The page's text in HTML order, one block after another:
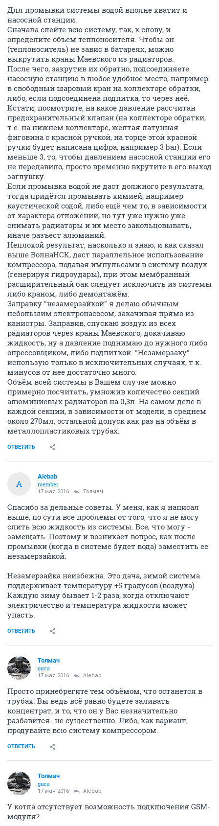
Для промывки системы водой вполне хватит и
насосной станции.
Сначала слейте всю систему, так, к слову, и
определите объём теплоносителя. Чтобы он
(теплоноситель) не завис в батареях, можно
выкрутить краны Маевского из радиаторов.
После чего, закрутив их обратно, подсоединяете
насосную станцию в любое удобное место, например
в свободный шаровый кран на коллекторе обратки,
либо, если подсоединена подпитка, то через неё.
Кстати, посмотрите, на какое давление рассчитан
предохранительный клапан (на коллекторе обратки,
т.е. на нижнем коллекторе, жёлтая латунная
фиговина с красной ручкой, на торце этой красной
ручки будет написана цифра, например 3 bar). Если
меньше 3, то, чтобы давлением насосной станции его
не передавило, просто временно вкрутите в его выход
заглушку.
Если промывка водой не даст должного результата,
тогда придётся промывать химией, например
каустической содой, либо ещё чем то, в зависимости
от характера отложений, но тут уже нужно уже
снимать радиаторы и их место закольцовывать,
иначе разъест алюминий.
Неплохой результат, насколько я знаю, и как сказал
выше ВолнаНСК, даст параллельное использование
компрессора, подавая импульсами в систему воздух
(генерируя гидроудары), при этом мембранный
расширительный бак следует исключить из системы
либо краном, либо демонтажём.
Заправку "незамерзайкой" я делаю обычным
небольшим электронасосом, закачивая прямо из
канистры. Заправив, спускаю воздух из всех
радиаторов через краны Маевского, докачиваю
жидкость, ну а давление поднимаю до нужного либо
опрессовщиком, либо подпиткой. "Незамерзаку"
использую только в исключительных случаях, т.к.
минусов от нее достаточно много.
Объём всей системы в Вашем случае можно
примерно посчитать, умножив количество секций
алюминиевых радиаторов на 0,3л. На самом деле в
каждой секции, в зависимости от модели, в среднем
около 270мл, остальной допуск как раз на объём в
металлопластиковых трубах.
ОТВЕТИТЬ
A
Alebab
member
17 мая 2016 Толмач
Спасибо за дельные советы. У меня, как я написал
выше, по сути все проблемы от того, что я не могу
слить всю жидкость из системы. Все, что могу -
замещать. Поэтому и возникает вопрос, как после
промывки (когда в системе будет вода) заместить ее
незамерзайкой.
Незамерзайка неизбежна. Это дача, зимой система
поддерживает температуру +5 градусов (воздуха).
Каждую зиму бывает 1-2 раза, когда отключают
электричество и температура жидкости может
упасть.
ОТВЕТИТЬ
Толмач
guru
17 мая 2016 Alebab
Просто принебрегите тем объёмом, что останется в
трубах. Вы ведь всё равно будете заливать
концентрат, и то, что он у Вас незначительно
разбавится- не существенно. Либо, как вариант,
продувайте всю систему компрессором.
ОТВЕТИТЬ
Толмач
guru
17 мая 2016 Alebab
У котла отсутствует возможность подключения GSM-
модуля?